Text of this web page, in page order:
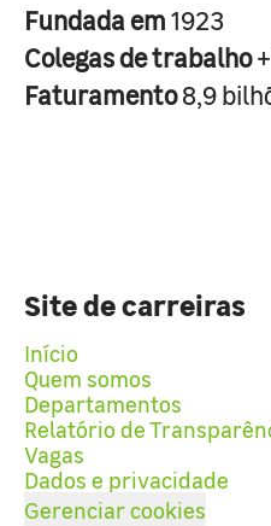
Fundada em1923
Colegas de trabalho
Faturamento8,9
Site de carreiras
Início
Quem somos
Departamentos
Relatório de
Vagas
Dados e privacidade
Gerenciar cookies